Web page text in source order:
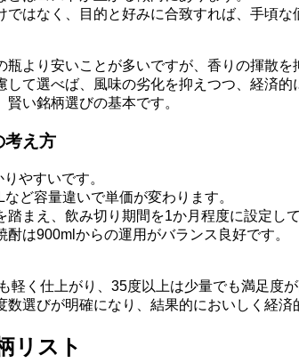
はなく、目的と好みに合致すれば、手頃な
より安いことが多いですが、香りの揮散を
て選べば、風味の劣化を抑えつつ、経済的
い銘柄選びの基本です。
考え方
やすいです。
ど容量違いで単価が変わります。
まえ、飲み切り期間を1か月程度に設定し
は900mlからの運用がバランス良好です。
軽く仕上がり、35度以上は少量でも満足度
選びが明確になり、結果的においしく経済
リスト